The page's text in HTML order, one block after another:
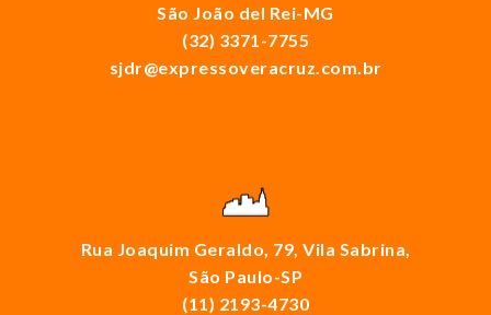
São João del Rei-MG
(32) 3371-7755
sjdr@expressoveracruz.com.br
Rua Joaquim Geraldo, 79, Vila Sabrina,
São Paulo-SP
(11) 2193-4730